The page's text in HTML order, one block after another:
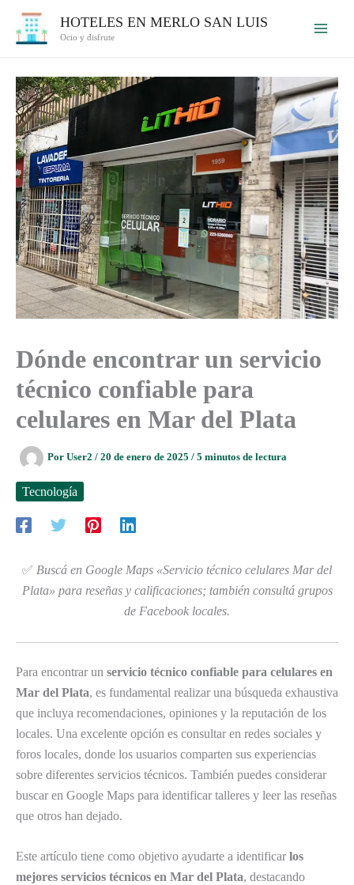
HOTELES EN MERLO SAN LUIS
Ocio y disfrute
Dónde encontrar un servicio
técnico confiable para
celulares en Mar del Plata
Por User2 / 20 de enero de 2025 / 5 minutos de lectura
Tecnología
✅ Buscá en Google Maps «Servicio técnico celulares Mar del
Plata» para reseñas y calificaciones; también consultá grupos
de Facebook locales.
Para encontrar un servicio técnico confiable para celulares en
Mar del Plata, es fundamental realizar una búsqueda exhaustiva
que incluya recomendaciones, opiniones y la reputación de los
locales. Una excelente opción es consultar en redes sociales y
foros locales, donde los usuarios comparten sus experiencias
sobre diferentes servicios técnicos. También puedes considerar
buscar en Google Maps para identificar talleres y leer las reseñas
que otros han dejado.
Este artículo tiene como objetivo ayudarte a identificar los
mejores servicios técnicos en Mar del Plata, destacando